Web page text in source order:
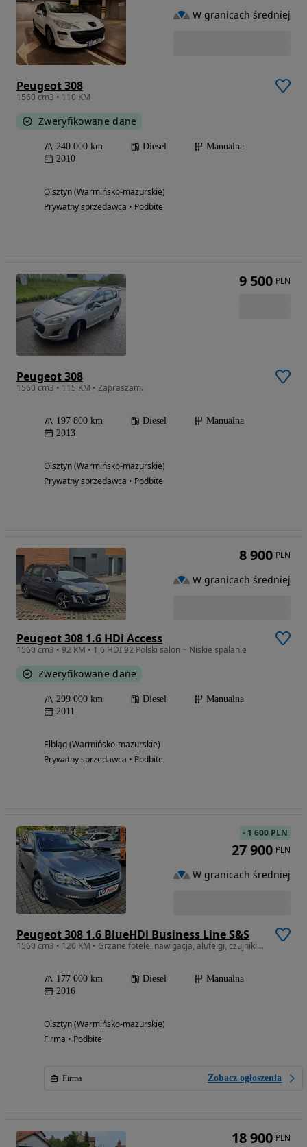
Peugeot 308
1560 cm3 • 110 KM
Zweryfikowane dane
240 000 km Diesel
Manualna
2010
Olsztyn (Warmińsko-mazurskie)
Prywatny sprzedawca • Podbite
W granicach średniej
Peugeot 308
1560 cm3 • 115 KM • Zapraszam.
197 800 km Diesel
Manualna
2013
Olsztyn (Warmińsko-mazurskie)
Prywatny sprzedawca • Podbite
9 500 PLN
Peugeot 308 1.6 HDi Access
1560 cm3 • 92 KM • 1,6 HDI 92 Polski salon ~ Niskie spalanie
Zweryfikowane dane
299 000 km Diesel
Manualna
2011
Elbląg (Warmińsko-mazurskie)
Prywatny sprzedawca • Podbite
8 900 PLN
W granicach średniej
Peugeot 308 1.6 BlueHDi Business Line S&S
1560 cm3 • 120 KM • Grzane fotele, nawigacja, alufelgi, czujniki cofania
177 000 km Diesel
Manualna
2016
Olsztyn (Warmińsko-mazurskie)
Firma • Podbite
Firma Zobacz ogłoszenia
- 1 600 PLN
27 900 PLN
W granicach średniej
18 900 PLN